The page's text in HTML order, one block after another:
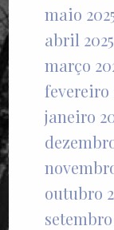
maio
abril 2025
março
fevereiro
janeiro
outubro